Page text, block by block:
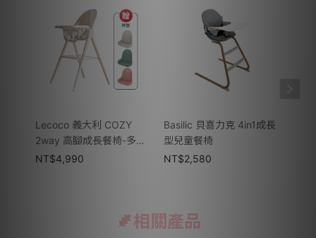
Lecoco 義大利 COZY
2way 高腳成長餐椅-多款
可選
NT$4,990
Basilic 貝喜力克 4in1成長
型兒童餐椅
NT$2,580
相關產品